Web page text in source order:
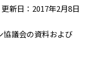
更新日：2017年2月8日
協議会の資料および